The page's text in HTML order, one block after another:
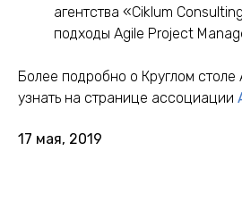
агентства «Ciklum
подходы Agile Project
Более подробно о Круглом
узнать на странице ассоциации
17 мая, 2019